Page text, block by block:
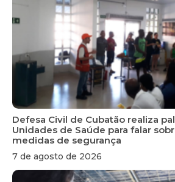
Defesa Civil de Cubatão realiza
Unidades de Saúde para falar
medidas de segurança
7 de agosto de 2026